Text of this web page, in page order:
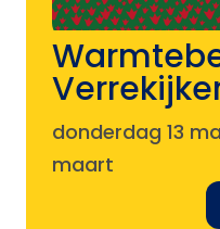
donderdag 13
maart